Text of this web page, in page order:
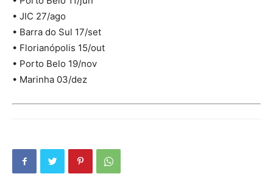
• JIC 27/ago
• Barra do Sul 17/set
• Florianópolis 15/out
• Porto Belo 19/nov
• Marinha 03/dez